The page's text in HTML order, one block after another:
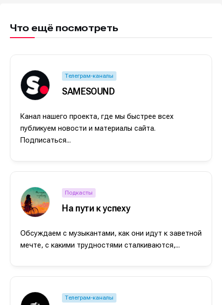
Что ещё посмотреть
Телеграм-каналы
SAMESOUND
Канал нашего проекта, где мы быстрее всех
публикуем новости и материалы сайта.
Подписаться...
Подкасты
На пути к успеху
Обсуждаем с музыкантами, как они идут к заветной
мечте, с какими трудностями сталкиваются,...
Телеграм-каналы